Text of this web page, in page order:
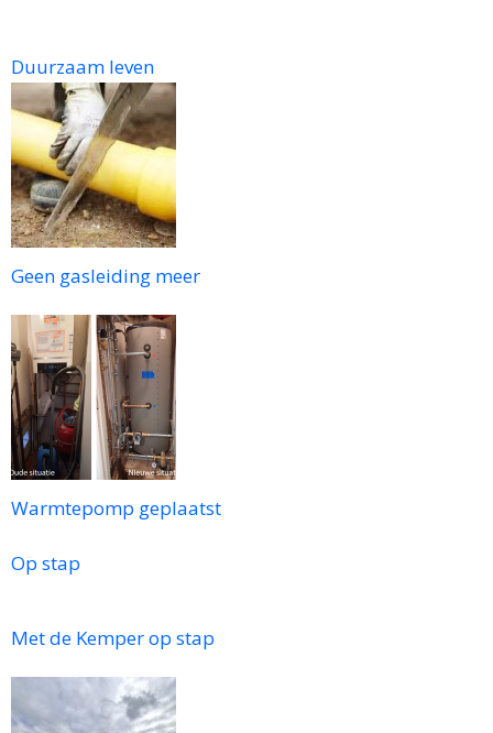
Duurzaam leven
Geen gasleiding meer
Warmtepomp geplaatst
Op stap
Met de Kemper op stap